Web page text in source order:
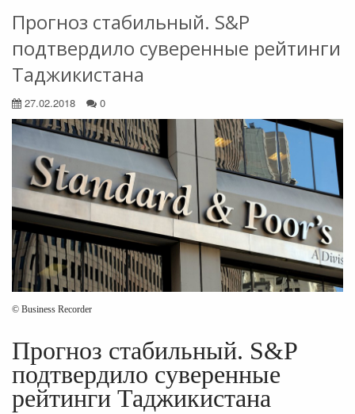
Прогноз стабильный. S&P
подтвердило суверенные рейтинги
Таджикистана
27.02.2018 0
© Business Recorder
Прогноз стабильный. S&P
подтвердило суверенные
рейтинги Таджикистана